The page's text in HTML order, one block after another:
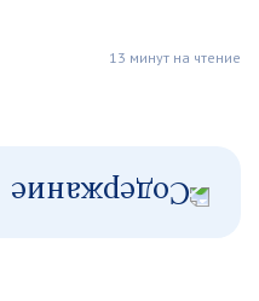
13 минут на чтение